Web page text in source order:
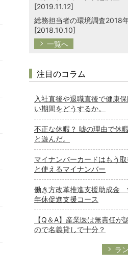
[2019.11.12]
総務担当者の環境調査2018
[2018.10.10]
一覧へ
注目のコラム
入社直後や退職直後で健康
い期間をどうするか。
不正な休暇？ 嘘の理由で休
と遊んだ。
マイナンバーカードはもう
と使えるマイナンバー
働き方改革推進支援助成金
年休促進支援コース
【Q＆A】産業医は無責任が
ので名義貸しで十分？
ラ